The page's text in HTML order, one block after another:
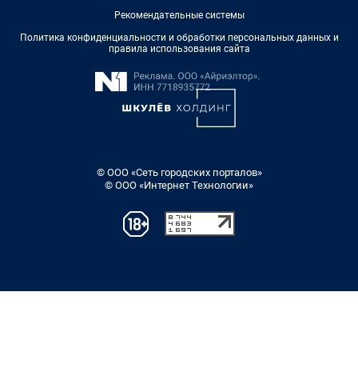
Рекомендательные системы
Политика конфиденциальности и обработки персональных данных и
правила использования сайта
© ООО «Сеть городских порталов»
© ООО «Интернет Технологии»